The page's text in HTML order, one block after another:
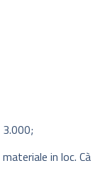
in loc. Cà